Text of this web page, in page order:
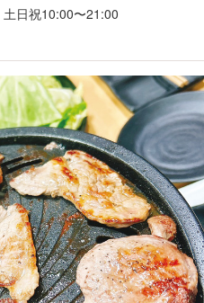
日祝10:00〜21:00